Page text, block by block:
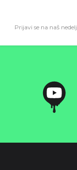
Prijavi se na naš